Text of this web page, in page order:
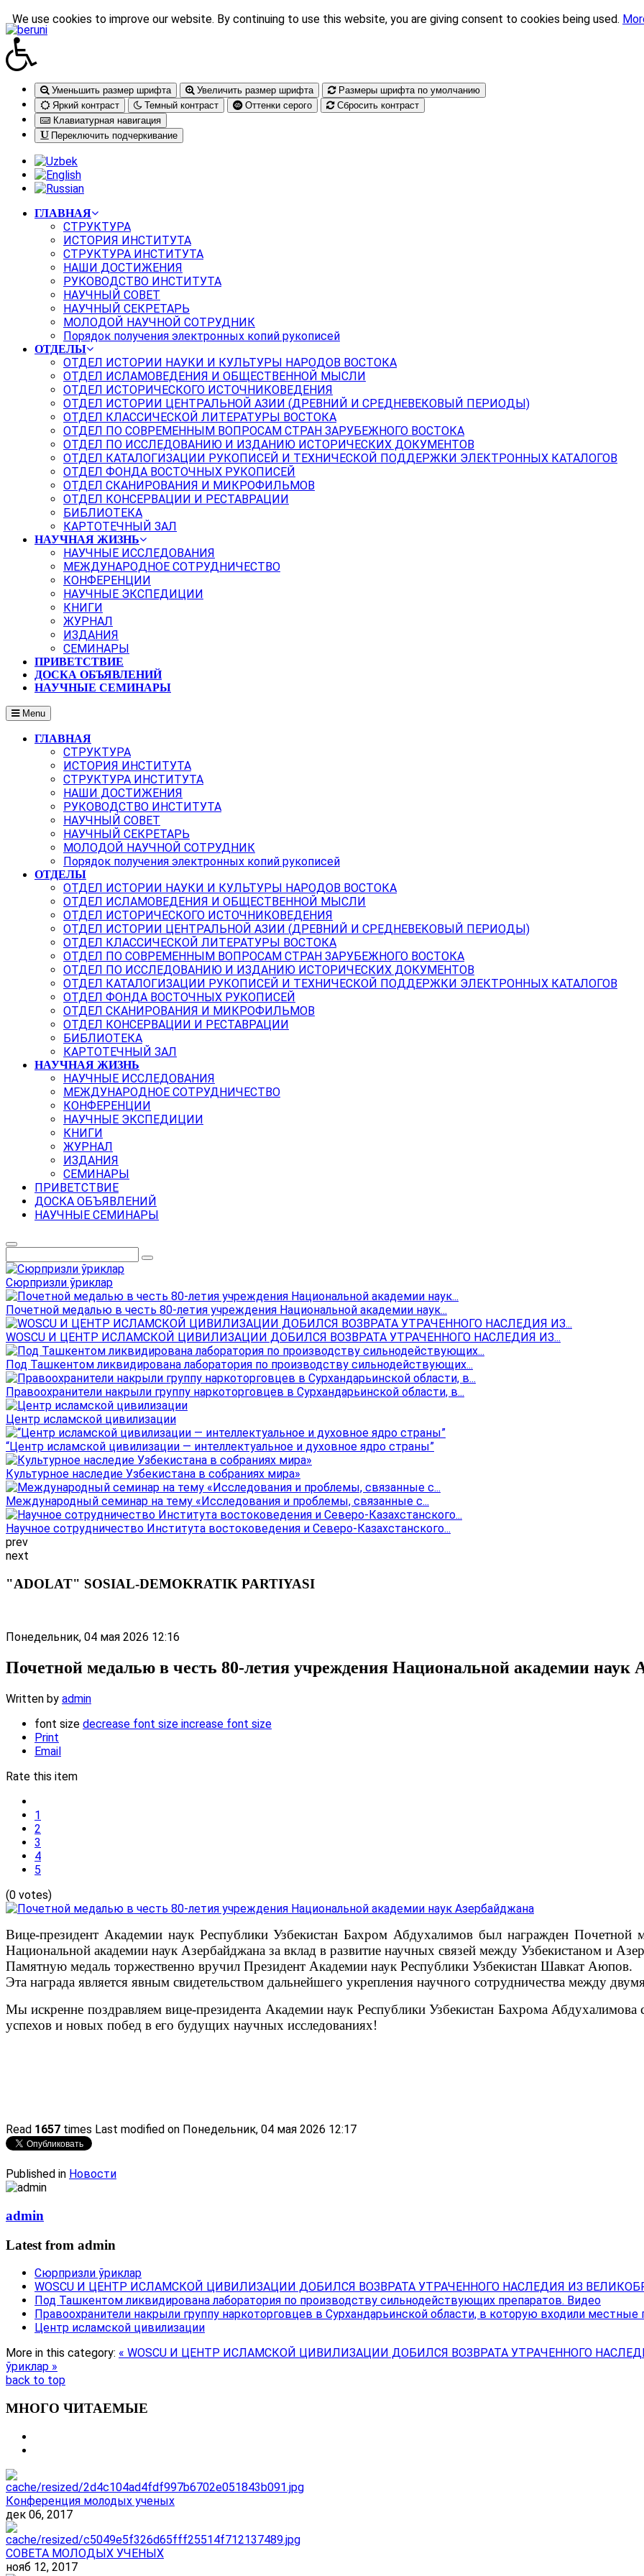
Уменьшить размер шрифта Увеличить размер шрифта
Размеры шрифта по умолчанию
Яркий контраст
Темный контраст Оттенки серого
Сбросить контраст
Клавиатурная навигация
Переключить подчеркивание
ГЛАВНАЯ
СТРУКТУРА
ИСТОРИЯ ИНСТИТУТА
СТРУКТУРА ИНСТИТУТА
НАШИ ДОСТИЖЕНИЯ
РУКОВОДСТВО ИНСТИТУТА
НАУЧНЫЙ СОВЕТ
НАУЧНЫЙ СЕКРЕТАРЬ
МОЛОДОЙ НАУЧНОЙ СОТРУДНИК
Порядок получения электронных копий рукописей
ОТДЕЛЫ
ОТДЕЛ ИСТОРИИ НАУКИ И КУЛЬТУРЫ НАРОДОВ ВОСТОКА
ОТДЕЛ ИСЛАМОВЕДЕНИЯ И ОБЩЕСТВЕННОЙ МЫСЛИ
ОТДЕЛ ИСТОРИЧЕСКОГО ИСТОЧНИКОВЕДЕНИЯ
ОТДЕЛ ИСТОРИИ ЦЕНТРАЛЬНОЙ АЗИИ (ДРЕВНИЙ И СРЕДНЕВЕКОВЫЙ ПЕРИОДЫ)
ОТДЕЛ КЛАССИЧЕСКОЙ ЛИТЕРАТУРЫ ВОСТОКА
ОТДЕЛ ПО СОВРЕМЕННЫМ ВОПРОСАМ СТРАН ЗАРУБЕЖНОГО ВОСТОКА
ОТДЕЛ ПО ИССЛЕДОВАНИЮ И ИЗДАНИЮ ИСТОРИЧЕСКИХ ДОКУМЕНТОВ
ОТДЕЛ КАТАЛОГИЗАЦИИ РУКОПИСЕЙ И ТЕХНИЧЕСКОЙ ПОДДЕРЖКИ ЭЛЕКТРОННЫХ КАТАЛОГОВ
ОТДЕЛ ФОНДА ВОСТОЧНЫХ РУКОПИСЕЙ
ОТДЕЛ СКАНИРОВАНИЯ И МИКРОФИЛЬМОВ
ОТДЕЛ КОНСЕРВАЦИИ И РЕСТАВРАЦИИ
БИБЛИОТЕКА
КАРТОТЕЧНЫЙ ЗАЛ
НАУЧНАЯ ЖИЗНЬ
НАУЧНЫЕ ИССЛЕДОВАНИЯ
МЕЖДУНАРОДНОЕ СОТРУДНИЧЕСТВО
КОНФЕРЕНЦИИ
НАУЧНЫЕ ЭКСПЕДИЦИИ
КНИГИ
ЖУРНАЛ
ИЗДАНИЯ
СЕМИНАРЫ
ПРИВЕТСТВИЕ
ДОСКА ОБЪЯВЛЕНИЙ
НАУЧНЫЕ СЕМИНАРЫ
Menu
ГЛАВНАЯ
СТРУКТУРА
ИСТОРИЯ ИНСТИТУТА
СТРУКТУРА ИНСТИТУТА
НАШИ ДОСТИЖЕНИЯ
РУКОВОДСТВО ИНСТИТУТА
НАУЧНЫЙ СОВЕТ
НАУЧНЫЙ СЕКРЕТАРЬ
МОЛОДОЙ НАУЧНОЙ СОТРУДНИК
Порядок получения электронных копий рукописей
ОТДЕЛЫ
ОТДЕЛ ИСТОРИИ НАУКИ И КУЛЬТУРЫ НАРОДОВ ВОСТОКА
ОТДЕЛ ИСЛАМОВЕДЕНИЯ И ОБЩЕСТВЕННОЙ МЫСЛИ
ОТДЕЛ ИСТОРИЧЕСКОГО ИСТОЧНИКОВЕДЕНИЯ
ОТДЕЛ ИСТОРИИ ЦЕНТРАЛЬНОЙ АЗИИ (ДРЕВНИЙ И СРЕДНЕВЕКОВЫЙ ПЕРИОДЫ)
ОТДЕЛ КЛАССИЧЕСКОЙ ЛИТЕРАТУРЫ ВОСТОКА
ОТДЕЛ ПО СОВРЕМЕННЫМ ВОПРОСАМ СТРАН ЗАРУБЕЖНОГО ВОСТОКА
ОТДЕЛ ПО ИССЛЕДОВАНИЮ И ИЗДАНИЮ ИСТОРИЧЕСКИХ ДОКУМЕНТОВ
ОТДЕЛ КАТАЛОГИЗАЦИИ РУКОПИСЕЙ И ТЕХНИЧЕСКОЙ ПОДДЕРЖКИ ЭЛЕКТРОННЫХ КАТАЛОГОВ
ОТДЕЛ ФОНДА ВОСТОЧНЫХ РУКОПИСЕЙ
ОТДЕЛ СКАНИРОВАНИЯ И МИКРОФИЛЬМОВ
ОТДЕЛ КОНСЕРВАЦИИ И РЕСТАВРАЦИИ
БИБЛИОТЕКА
КАРТОТЕЧНЫЙ ЗАЛ
НАУЧНАЯ ЖИЗНЬ
НАУЧНЫЕ ИССЛЕДОВАНИЯ
МЕЖДУНАРОДНОЕ СОТРУДНИЧЕСТВО
КОНФЕРЕНЦИИ
НАУЧНЫЕ ЭКСПЕДИЦИИ
КНИГИ
ЖУРНАЛ
ИЗДАНИЯ
СЕМИНАРЫ
ПРИВЕТСТВИЕ
ДОСКА ОБЪЯВЛЕНИЙ
НАУЧНЫЕ СЕМИНАРЫ
Сюрпризли ўриклар
Почетной медалью в честь 80-летия учреждения Национальной академии наук...
WOSCU И ЦЕНТР ИСЛАМСКОЙ ЦИВИЛИЗАЦИИ ДОБИЛСЯ ВОЗВРАТА УТРАЧЕННОГО НАСЛЕДИЯ ИЗ...
Под Ташкентом ликвидирована лаборатория по производству сильнодействующих...
Правоохранители накрыли группу наркоторговцев в Сурхандарьинской области, в...
Центр исламской цивилизации
“Центр исламской цивилизации — интеллектуальное и духовное ядро страны”
Культурное наследие Узбекистана в собраниях мира»
Международный семинар на тему «Исследования и проблемы, связанные с...
Научное сотрудничество Института востоковедения и Северо-Казахстанского...
prev
next
"ADOLAT" SOSIAL-DEMOKRATIK PARTIYASI
Понедельник, 04 мая 2026 12:16
Почетной медалью в честь 80-летия учреждения Национальной академии наук
Written by admin
font size decrease font size increase font size
Print
Email
Rate this item
1
2
3
4
5
(0 votes)
Вице-президент Академии наук Республики Узбекистан Бахром Абдухалимов был награжден Почетной
Национальной академии наук Азербайджана за вклад в развитие научных связей между Узбекистаном и
Памятную медаль торжественно вручил Президент Академии наук Республики Узбекистан Шавкат Аюпов.
Эта награда является явным свидетельством дальнейшего укрепления научного сотрудничества между
Мы искренне поздравляем вице-президента Академии наук Республики Узбекистан Бахрома
успехов и новых побед в его будущих научных исследованиях!
Read 1657 times Last modified on Понедельник, 04 мая 2026 12:17
Published in Новости
admin
Latest from admin
Сюрпризли ўриклар
WOSCU И ЦЕНТР ИСЛАМСКОЙ ЦИВИЛИЗАЦИИ ДОБИЛСЯ ВОЗВРАТА УТРАЧЕННОГО НАСЛЕДИЯ ИЗ
Под Ташкентом ликвидирована лаборатория по производству сильнодействующих препаратов. Видео
Правоохранители накрыли группу наркоторговцев в Сурхандарьинской области, в которую входили местные
Центр исламской цивилизации
More in this category: « WOSCU И ЦЕНТР ИСЛАМСКОЙ ЦИВИЛИЗАЦИИ ДОБИЛСЯ ВОЗВРАТА УТРАЧЕННОГО
ўриклар »
back to top
МНОГО ЧИТАЕМЫЕ
Конференция молодых ученых
дек 06, 2017
СОВЕТА МОЛОДЫХ УЧЕНЫХ
нояб 12, 2017
We use cookies to improve our website. By continuing to use this website, you are giving consent to cookies being used.